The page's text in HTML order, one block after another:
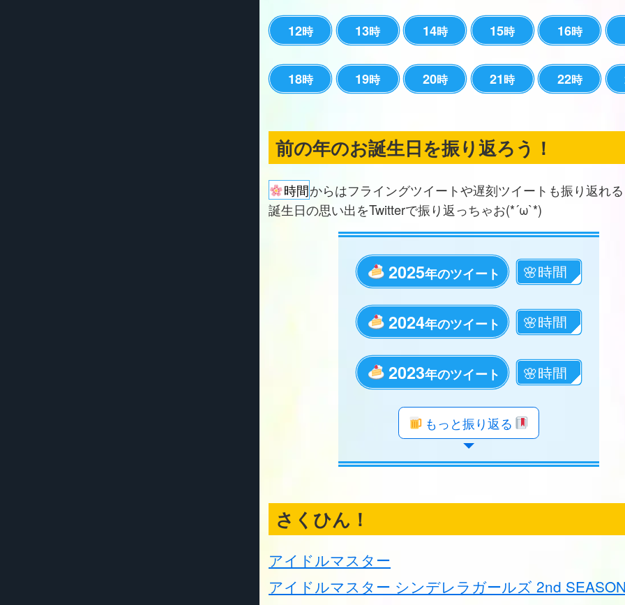
12時 13時 14時 15時 16時
18時 19時 20時 21時 22時
前の年のお誕生日を振り返ろう！
時間からはフライングツイートや遅刻ツイートも振り返れ
誕生日の思い出をTwitterで振り返っちゃお(*´ω`*)
2025年のツイート
2024年のツイート
2023年のツイート
年のツイート
年のツイート
年のツイート
年のツイート
年のツイート
年のツイート
年のツイート
年のツイート
年のツイート
年のツイート
年のツイート
年のツイート
年のツイート
年のツイート
年のツイート
年のツイート
年のツイート
もっと振り返る
さくひん！
アイドルマスター
アイドルマスター シンデレラガールズ 2nd